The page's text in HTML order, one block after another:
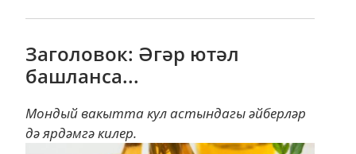
Заголовок: Әгәр ютәл
башланса...
Мондый вакытта кул астындагы әйберләр
дә ярдәмгә килер.